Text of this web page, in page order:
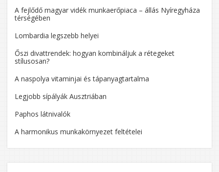
A fejlődő magyar vidék munkaerőpiaca – állás Nyíregyháza
térségében
Lombardia legszebb helyei
Őszi divattrendek: hogyan kombináljuk a rétegeket
stílusosan?
A naspolya vitaminjai és tápanyagtartalma
Legjobb sípályák Ausztriában
Paphos látnivalók
A harmonikus munkakörnyezet feltételei